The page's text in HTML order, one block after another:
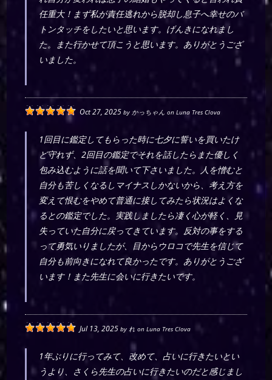
任重大！まず私が責任逃れから脱却し息子へ幸せのバ
トンタッチをしたいと思います。げんきになれまし
た。また行かせて頂こうと思います。ありがとうござ
いました。
Oct 27, 2025 by かっちゃん onLuna Tres Clova
1回目に鑑定してもらった時に七夕に誓いを買いたけ
ど守れず、2回目の鑑定でそれを話したらまた優しく
包み込むように話を聞いて下さいました。人を憎むと
自分も苦しくなるしマイナスしかないから、考え方を
変えて恨むをやめて普通に接してみたら状況はよくな
るとの鑑定でした。実践しましたら凄く心が軽く、見
失っていた自分に戻ってきています。反対の事をする
って勇気いりましたが、目からウロコで先生を信じて
自分も前向きになれて良かったです。ありがとうござ
います！また先生に会いに行きたいです。
Jul 13, 2025 byれ onLuna Tres Clova
1年ぶりに行ってみて、改めて、占いに行きたいとい
うより、さくら先生の占いに行きたいのだと感じまし